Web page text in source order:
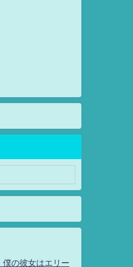
の彼女はエリー